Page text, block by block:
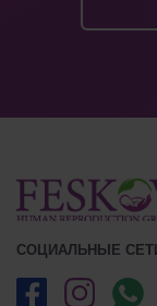
СОЦИАЛЬНЫЕ